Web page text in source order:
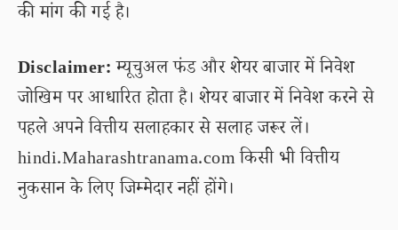
की मांग की गई है।
Disclaimer:म्यूचुअल फंड और शेयर बाजार में निवेश
जोखिम पर आधारित होता है। शेयर बाजार में निवेश करने से
पहले अपने वित्तीय सलाहकार से सलाह जरूर लें।
hindi.Maharashtranama.com किसी भी वित्तीय
नुकसान के लिए जिम्मेदार नहीं होंगे।